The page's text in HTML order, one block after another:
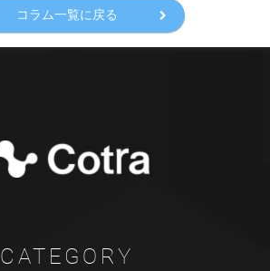
コラム一覧に戻る
CATEGORY